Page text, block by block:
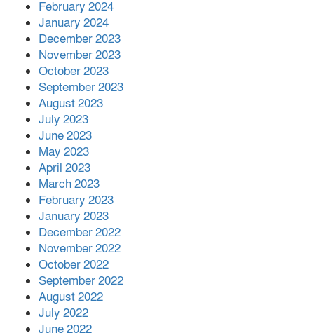
February 2024
January 2024
December 2023
November 2023
October 2023
September 2023
August 2023
July 2023
June 2023
May 2023
April 2023
March 2023
February 2023
January 2023
December 2022
November 2022
October 2022
September 2022
August 2022
July 2022
June 2022